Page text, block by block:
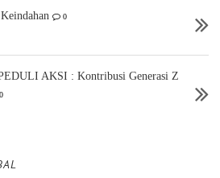
0
AKSI : Kontribusi Generasi Z
0